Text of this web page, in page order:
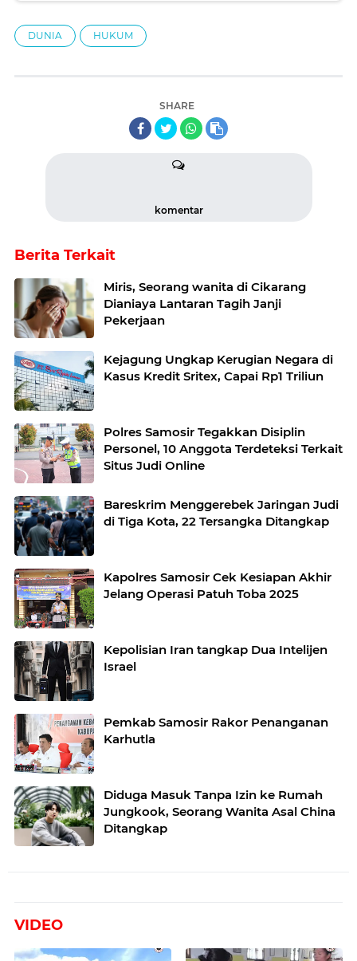
DUNIA HUKUM
SHARE
komentar
Berita Terkait
Miris, Seorang wanita di Cikarang
Dianiaya Lantaran Tagih Janji
Pekerjaan
Kejagung Ungkap Kerugian Negara di
Kasus Kredit Sritex, Capai Rp1 Triliun
Polres Samosir Tegakkan Disiplin
Personel, 10 Anggota Terdeteksi Terkait
Situs Judi Online
Bareskrim Menggerebek Jaringan Judi
di Tiga Kota, 22 Tersangka Ditangkap
Kapolres Samosir Cek Kesiapan Akhir
Jelang Operasi Patuh Toba 2025
Kepolisian Iran tangkap Dua Intelijen
Israel
Pemkab Samosir Rakor Penanganan
Karhutla
Diduga Masuk Tanpa Izin ke Rumah
Jungkook, Seorang Wanita Asal China
Ditangkap
VIDEO